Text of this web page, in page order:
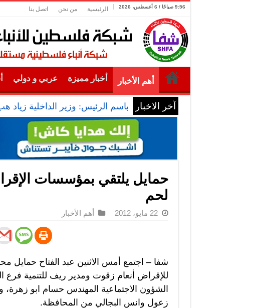
9:56 صباحًا / 6 أغسطس، 2026 الرئيسية من نحن اتصل بنا
أهم الأخبار أخبار مميزة عربي و دولي
آخر الاخبار باسم الرئيس: وزير الداخلية زياد
حمايل يلتقي بمؤسسات
لحم
22 مايو، 2012 أهم الأخبار
شفا – اجتمع أمس الاثنين عبد الفتاح
للإقراض أنعام زقوت ومدير ريف للتنمية فرع
الشؤون الاجتماعية المهندس حسام ابو زهرة،
زعول وانس البجالي من المحافظة.